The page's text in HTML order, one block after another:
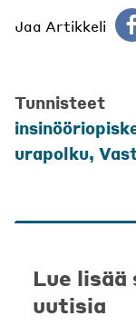
Jaa Artikkeli
Tunnisteet
urapolku,
Lue
uutisia